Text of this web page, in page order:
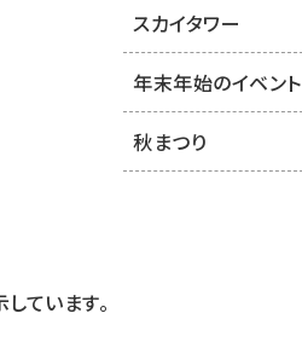
スカイタワー
年末年始のイベント
秋まつり
ています。